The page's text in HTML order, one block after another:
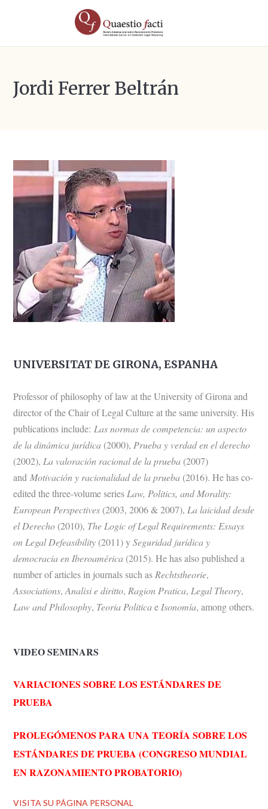
Jordi Ferrer Beltrán
UNIVERSITAT DE GIRONA, ESPANHA
Professor of philosophy of law at the University of Girona and
director of the Chair of Legal Culture at the same university. His
publications include:Las normas de competencia: un aspecto
de la dinámica jurídica (2000),Prueba y verdad en el derecho
(2002),La valoración racional de la prueba (2007)
andMotivación y racionalidad de la prueba (2016). He has co-
edited the three-volume seriesLaw, Politics, and Morality:
European Perspectives (2003, 2006 & 2007),La laicidad desde
el Derecho (2010), The Logic of Legal Requirements: Essays
on Legal Defeasibility (2011) ySeguridad jurídica y
democracia en Iberoamérica (2015). He has also published a
number of articles in journals such asRechtstheorie,
Associations,Analisi e diritto,Ragion Pratica,Legal Theory,
Law and Philosophy, Teoria PoliticaeIsonomía, among others.
VIDEO SEMINARS
VARIACIONES SOBRE LOS ESTÁNDARES DE
PRUEBA
PROLEGÓMENOS PARA UNA TEORÍA SOBRE LOS
ESTÁNDARES DE PRUEBA (CONGRESO MUNDIAL
EN RAZONAMIENTO PROBATORIO)
VISITA SU PÁGINA PERSONAL